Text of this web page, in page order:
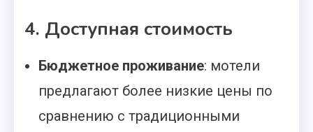
4. Доступная стоимость
Бюджетное проживание: мотели
предлагают более низкие цены по
сравнению с традиционными